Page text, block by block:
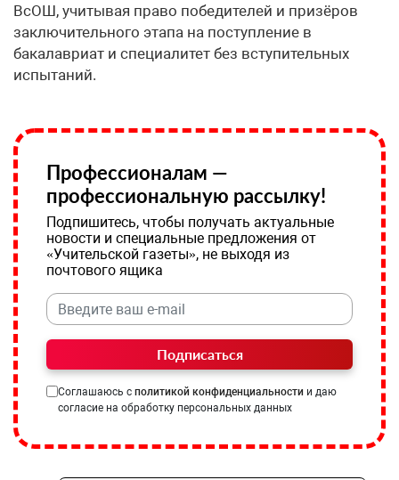
ВсОШ, учитывая право победителей и призёров
заключительного этапа на поступление в
бакалавриат и специалитет без вступительных
испытаний.
Профессионалам —
профессиональную рассылку!
Подпишитесь, чтобы получать актуальные
новости и специальные предложения от
«Учительской газеты», не выходя из
почтового ящика
Подписаться
Соглашаюсь с политикой конфиденциальности и даю
согласие на обработку персональных данных